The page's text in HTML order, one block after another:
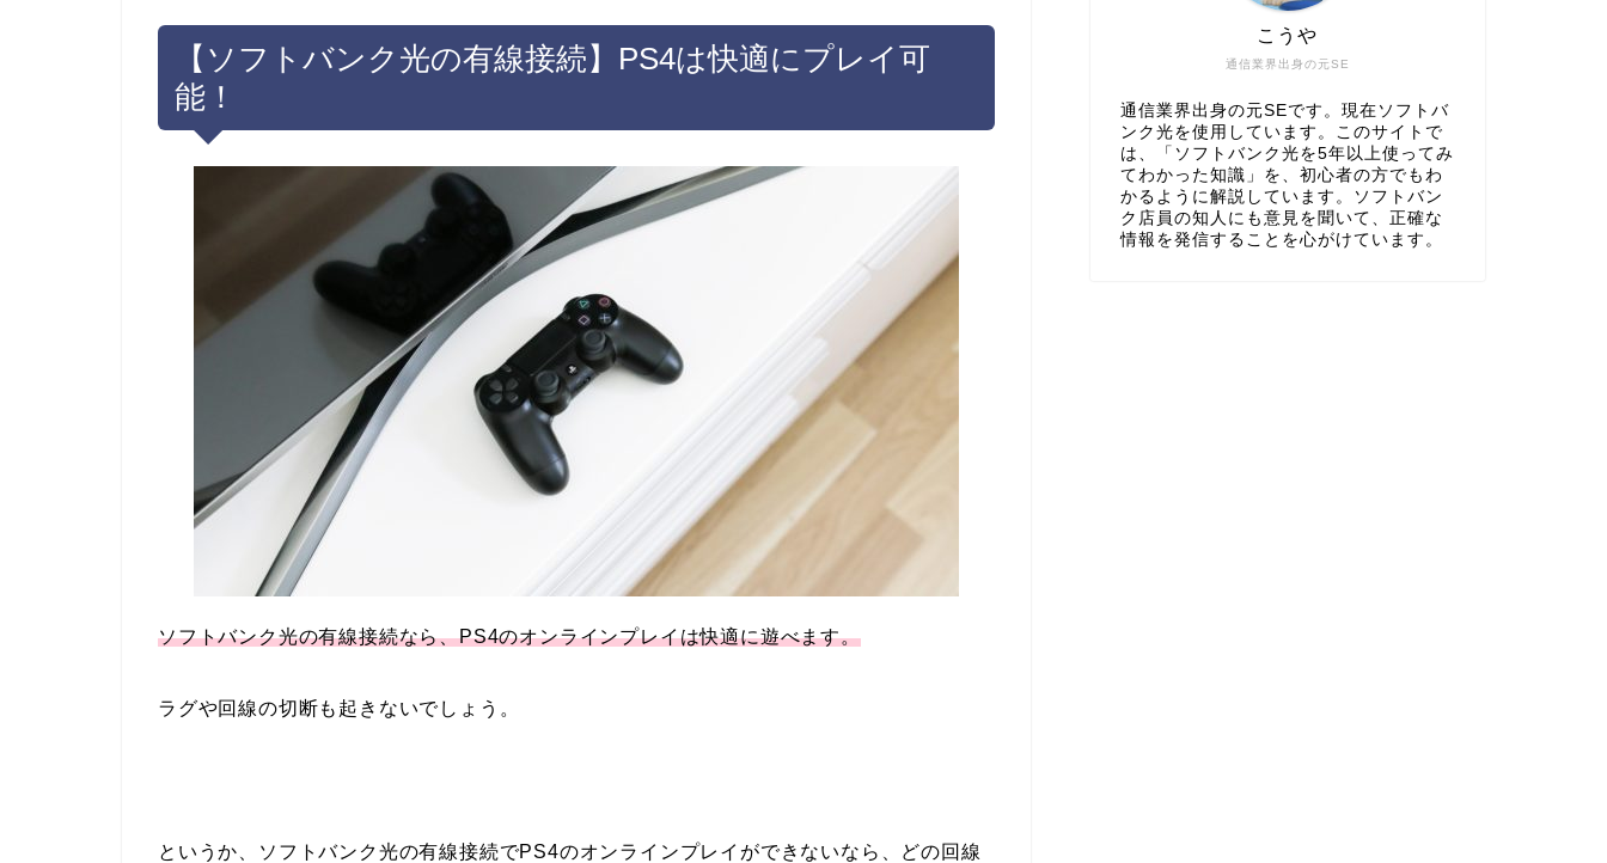
【ソフトバンク光の有線接続】PS4は快適にプレイ可
能！
ソフトバンク光の有線接続なら、PS4のオンラインプレイは快適に遊べます。
ラグや回線の切断も起きないでしょう。
というか、ソフトバンク光の有線接続でPS4のオンラインプレイができないなら、どの回線
通信業界出身の元SE
こうや
通信業界出身の元SEです。現在ソフトバ
ンク光を使用しています。このサイトで
は、「ソフトバンク光を5年以上使ってみ
てわかった知識」を、初心者の方でもわ
かるように解説しています。ソフトバン
ク店員の知人にも意見を聞いて、正確な
情報を発信することを心がけています。